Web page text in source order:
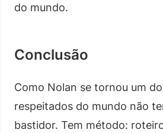
do mundo.
Conclusão
Como Nolan se tornou um
respeitados do mundo não
bastidor. Tem método: